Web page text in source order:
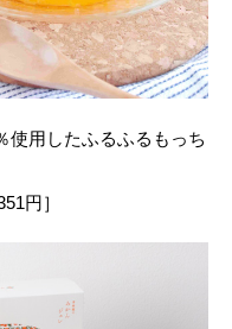
使用したふるふるもっち
円］